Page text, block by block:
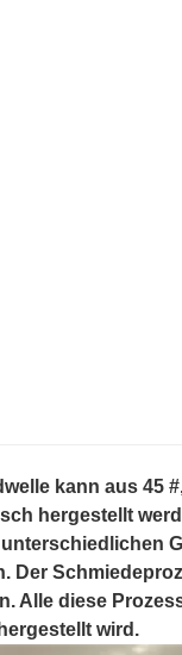
kann aus 45
hergestellt
Der
Alle diese
wird.